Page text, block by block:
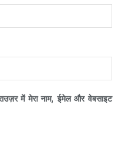
में मेरा नाम, ईमेल और वेबसाइट